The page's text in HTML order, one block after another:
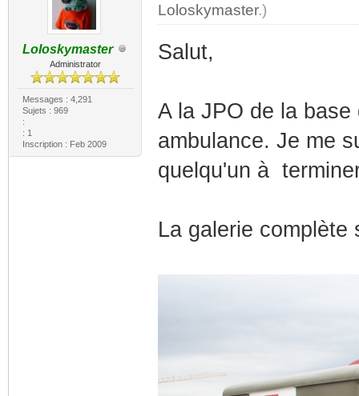
Loloskymaster
Administrator
Messages : 4,291
Sujets : 969
:
: 1
Inscription : Feb 2009
Loloskymaster.)
Salut,
A la JPO de la
ambulance. Je me
quelqu'un à
La galerie